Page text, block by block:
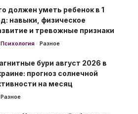
должен уметь ребенок в 1
навыки, физическое
и тревожные признаки
Психология Разное
бури август 2026 в
прогноз солнечной
на месяц
Разное